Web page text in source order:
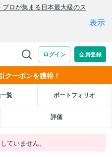
クーポンを獲得！
覧 ポートフォリオ
評価
ていません。